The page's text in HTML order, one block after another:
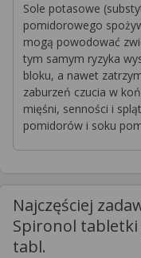
Sole potasowe
pomidorowego
mogą powodować
tym samym ryzyka
bloku, a nawet
zaburzeń czucia w
mięśni, senności i
pomidorów i soku
Najczęściej
Spironol
tabl.